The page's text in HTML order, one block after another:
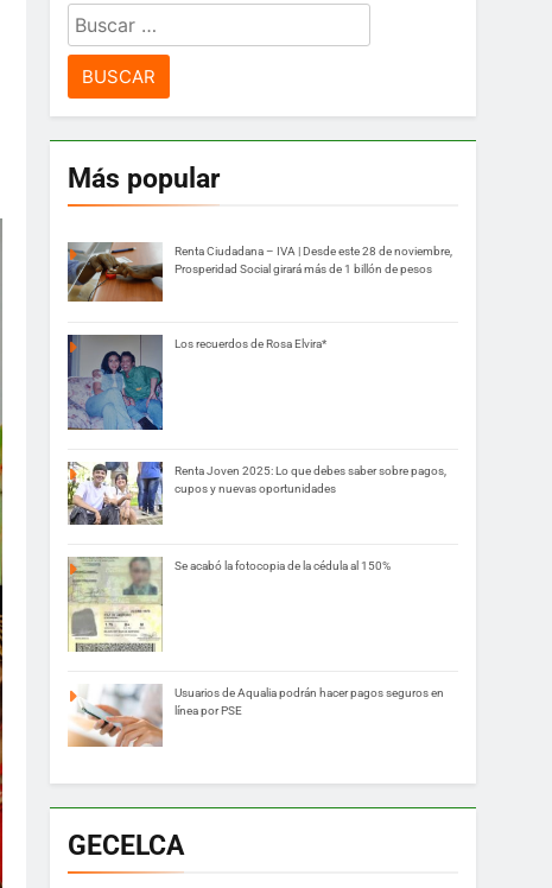
Buscar:
Más popular
Renta Ciudadana – IVA | Desde este 28 de noviembre,
Prosperidad Social girará más de 1 billón de pesos
Los recuerdos de Rosa Elvira*
Renta Joven 2025: Lo que debes saber sobre pagos,
cupos y nuevas oportunidades
Se acabó la fotocopia de la cédula al 150%
Usuarios de Aqualia podrán hacer pagos seguros en
línea por PSE
GECELCA